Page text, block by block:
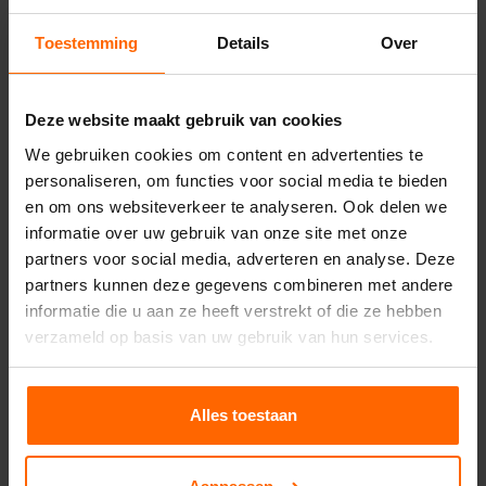
Toestemming Details Over
Deze website maakt gebruik van cookies
We gebruiken cookies om content en advertenties te
personaliseren, om functies voor social media te bieden
en om ons websiteverkeer te analyseren. Ook delen we
informatie over uw gebruik van onze site met onze
partners voor social media, adverteren en analyse. Deze
partners kunnen deze gegevens combineren met andere
informatie die u aan ze heeft verstrekt of die ze hebben
verzameld op basis van uw gebruik van hun services.
Alles toestaan
Ga met het installeren van het projectiedoek
schone ondergrond en met schone handen. De
projectiedoeken zijnkostbaar en gevoelig voor
vuil.Gebruik bijvoorbeeld een schoon zeil of
doek dat voorafgaand op de grond wordt
gelegd.
Opzicht- of doorzichtscherm huren
Op sommige evenementen is het beamerscherm
wel te zien, maar de beamer niet. Hoe dat kan?
Deze schermen zorgen ervoor dat je jebeamer
achterzijdekunt laten